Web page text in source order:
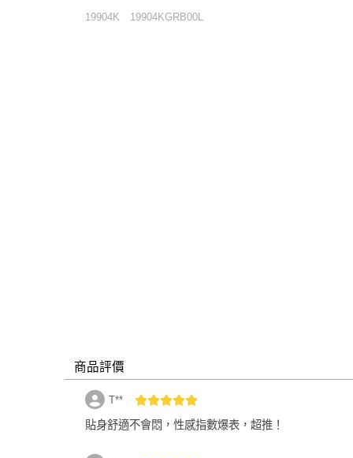
19904K 19904KGRB00L
建議尺寸：臀圍89-98cm
商品評價
T**
貼身舒適不會悶，性感指數爆表，超推！